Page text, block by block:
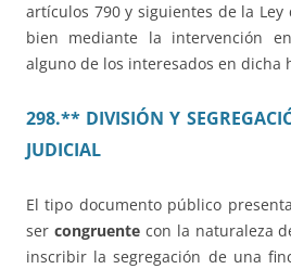
artículos 790 y siguientes de la
bien mediante la intervención
alguno de los interesados en dicha
298.** DIVISIÓN Y
JUDICIAL
El tipo documento público
ser congruentecon la naturaleza
inscribir la segregación de una